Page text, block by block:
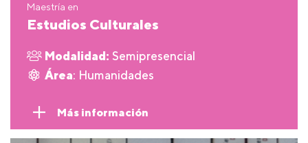
Maestría en
Estudios Culturales
Modalidad: Semipresencial
Área: Humanidades
Más información